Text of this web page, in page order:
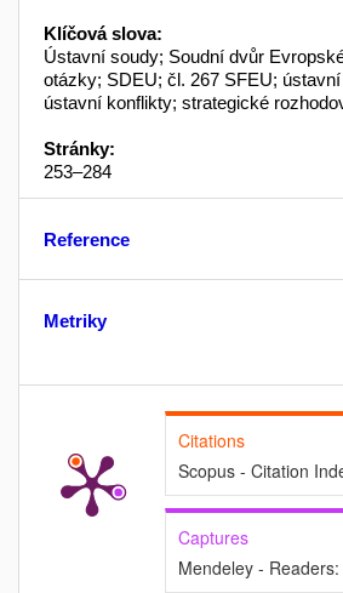
Klíčová slova:
Ústavní soudy; Soudní dvůr
otázky; SDEU; čl. 267 SFEU;
ústavní konflikty; strategické
Stránky:
253–284
Reference
Metriky
Citations
Scopus - Citation
Captures
Mendeley - Readers: